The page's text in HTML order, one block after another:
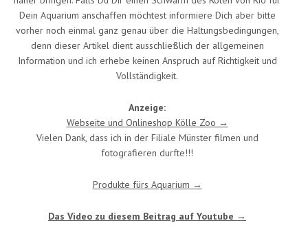
Dein Aquarium anschaffen möchtest informiere Dich aber bitte
vorher noch einmal ganz genau über die Haltungsbedingungen,
denn dieser Artikel dient ausschließlich der allgemeinen
Information und ich erhebe keinen Anspruch auf Richtigkeit und
Vollständigkeit.
Anzeige:
Webseite und Onlineshop Kölle Zoo →
Vielen Dank, dass ich in der Filiale Münster filmen und
fotografieren durfte!!!
Produkte fürs Aquarium →
Das Video zu diesem Beitrag auf Youtube →